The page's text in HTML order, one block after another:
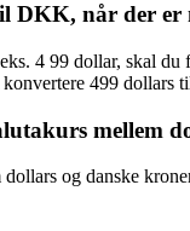
DKK, når der er
4 99 dollar, skal
konvertere 499 dollars
mellem
og danske